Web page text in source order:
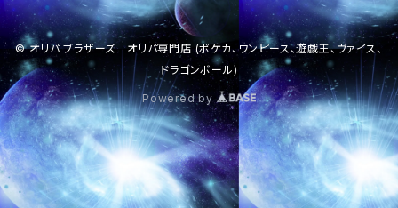
© オリパ ブラザーズ オリパ専門店 (ポケカ、ワンピース、遊戯王、ヴァイス、
ドラゴンボール)
Powered by